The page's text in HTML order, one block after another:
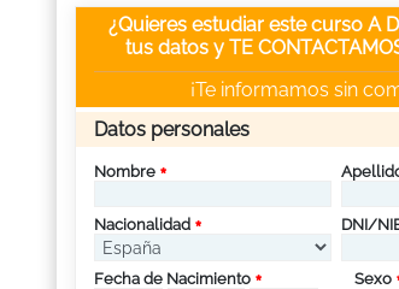
¿Quieres estudiar este curso A
tus datos y TE
¡Te informamos sin
Datos personales
Nombre
Nacionalidad DNI/
Fecha de Nacimiento
Sexo